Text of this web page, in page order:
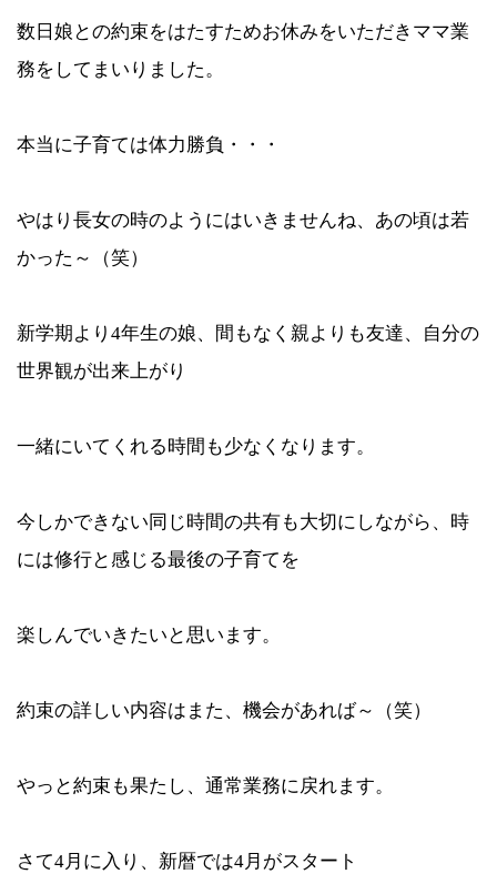
数日娘との約束をはたすためお休みをいただきママ業
務をしてまいりました。
本当に子育ては体力勝負・・・
やはり長女の時のようにはいきませんね、あの頃は若
かった～（笑）
新学期より4年生の娘、間もなく親よりも友達、自分の
世界観が出来上がり
一緒にいてくれる時間も少なくなります。
今しかできない同じ時間の共有も大切にしながら、時
には修行と感じる最後の子育てを
楽しんでいきたいと思います。
約束の詳しい内容はまた、機会があれば～（笑）
やっと約束も果たし、通常業務に戻れます。
さて4月に入り、新暦では4月がスタート